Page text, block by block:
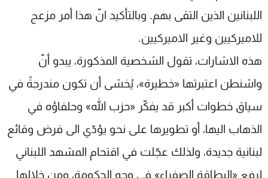
اللبنانين الذين التقى بهم. وبالتأكيد انّ هذا أمر مزعج
للاميركيين وغير الاميركيين.
هذه الاشارات، تقول الشخصية المذكورة، يبدو أنّ
واشنطن اعتبرتها «خطيرة»، يُخشى أن تكون مندرجةً في
سياق خطوات أكبر قد يفكّر «حزب الله» وحلفاؤه في
الذهاب اليها، أو تطويرها على نحو يؤدّي الى فرض وقائع
لبنانية جديدة، ولذلك عجّلت في اقتحام المشهد اللبناني
لرفع «البطاقة الصفراء» في وجه الحكومة، ومن خلالها